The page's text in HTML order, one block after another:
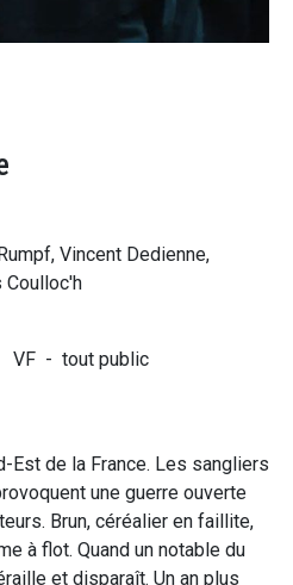
Vincent Dedienne,
Coulloc'h
VF - tout public
Est de la France. Les sangliers
une guerre ouverte
Brun, céréalier en faillite,
à flot. Quand un notable du
et disparaît. Un an plus